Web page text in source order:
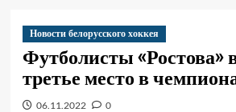
Новости белорусского хоккея
Футболисты
третье место в
06.11.2022 0